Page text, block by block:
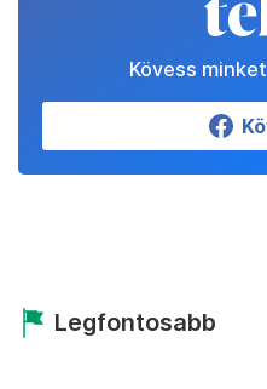
Kövess
Legfontosabb